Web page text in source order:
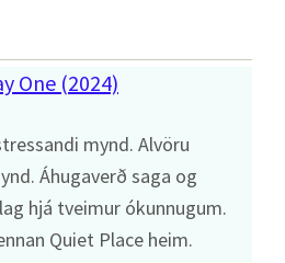
One (2024)
mynd. Alvöru
Áhugaverð saga og
hjá tveimur ókunnugum.
Quiet Place heim.